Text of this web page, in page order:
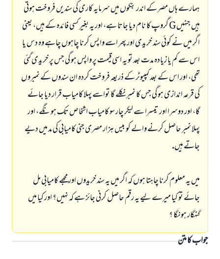
ہمارے ہاں مصر كے اندر بنكوں ميں سرمايہ كارى كى سنديں فروخت ہوتى
ہيں جنہيں G گروپ كا نام ديا جاتا ہے، اور يہ بغير كسى فائدہ كے ہيں، يعنى
اگر ميں نے كوئى سند خريدى اور پھر اسے واپس كرنا چاہوں چاہے وہ دس يا
اس سے كم يا زيادہ مدت بعد تو يہ اسى قيمت پر واپس ہو گى جس پر خريدى گئى
تھى، اور اس كے بعد كمپيوٹر كے ذريعہ فروخت كردہ ان سندوں كے نمبروں
كى قرعہ اندازى ہو گى جس كا نمبر نكلے گا تواسے پہلا كامياب قرار ديا جائے
گا، اور دوسرا اور تيسرا سے ليكر چار سو كامياب اشخاص تك ہونگے، اور
پہلا نمبر حاصل كرنے والے كو بيس ہزار مصرى جنى كاميابى كى مد ميں ديے
جاتے ہيں.
ميں يہ معلوم كرنا چاہتا ہوں كہ اگر ميں يہ سند خريدوں اور مجھے كاميابى مل
جائے تو كيا ميرے ليے يہ رقم حاصل كرنى جائز ہے كہ نہيں؟ اور كيا ميں
گنہگار ہونگا ؟
جواب کا متنجواب نمبر 110845 نے نکاح ٹوٹنے سے بچایا۔